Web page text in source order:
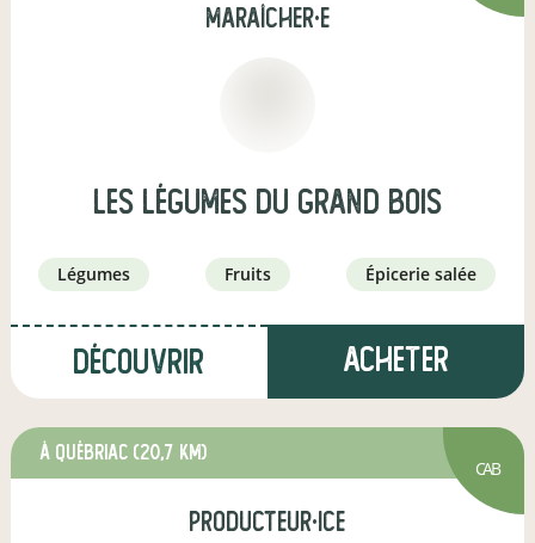
maraîcher·e
Les Légumes du Grand Bois
légumes fruits épicerie salée
Découvrir Acheter
à Québriac (20,7 km)
CAB
producteur·ice